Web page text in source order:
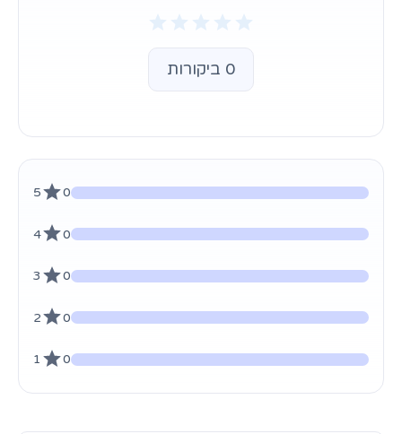
0 ביקורות
0
5
0
4
0
3
0
2
0
1